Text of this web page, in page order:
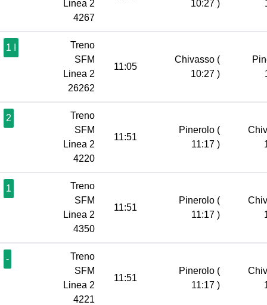
Linea 2
4267
10:27 )
1 I
Treno
SFM
Linea 2
26262
11:05
Chivasso (
10:27 )
2
Treno
SFM
Linea 2
4220
11:51
Pinerolo (
11:17 )
1
Treno
SFM
Linea 2
4350
11:51
Pinerolo (
11:17 )
-
Treno
SFM
Linea 2
4221
11:51
Pinerolo (
11:17 )